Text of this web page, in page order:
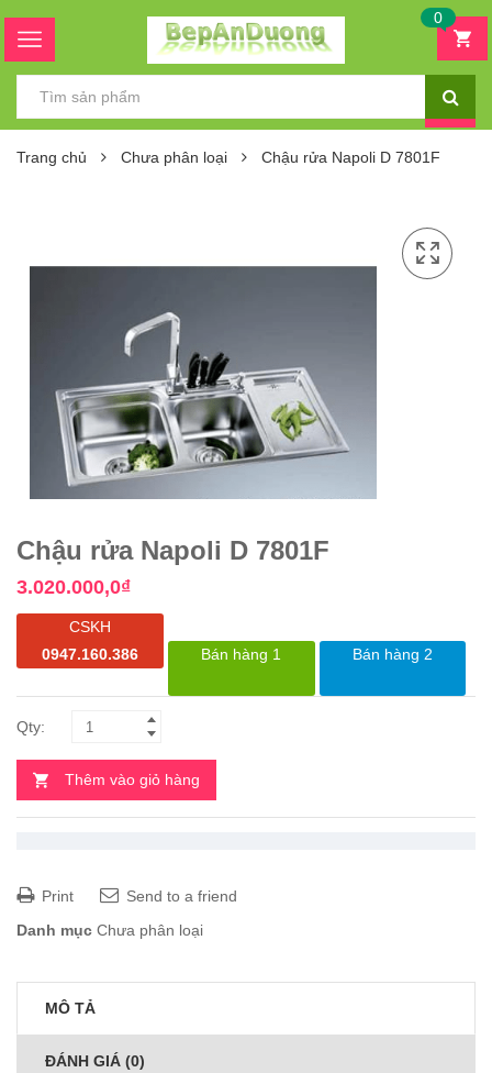
0
Trang chủ Chưa phân loại Chậu rửa Napoli D 7801F
Chậu rửa Napoli D 7801F
3.020.000,0₫
CSKH
0947.160.386
Bán hàng 1 Bán hàng 2
Thêm vào giỏ hàng
Print
Send to a friend
Danh mục Chưa phân loại
MÔ TẢ
ĐÁNH GIÁ (0)